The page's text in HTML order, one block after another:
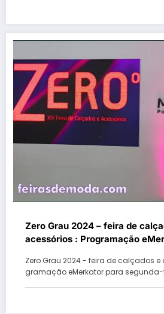
Zero Grau 2024 – feira de
acessórios : Programação
Talks
Zero Grau 2024 - feira de calçados e
gramação eMerkator para segunda-